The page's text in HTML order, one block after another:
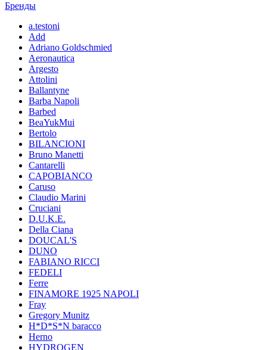
Бренды
a.testoni
Add
Adriano Goldschmied
Aeronautica
Argesto
Attolini
Ballantyne
Barba Napoli
Barbed
BeaYukMui
Bertolo
BILANCIONI
Bruno Manetti
Cantarelli
CAPOBIANCO
Caruso
Claudio Marini
Cruciani
D.U.K.E.
Della Ciana
DOUCAL'S
DUNO
FABIANO RICCI
FEDELI
Ferre
FINAMORE 1925 NAPOLI
Fray
Gregory Munitz
H*D*S*N baracco
Herno
HYDROGEN